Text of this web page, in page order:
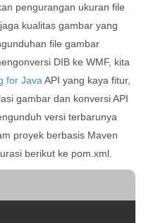
pengurangan ukuran file
kualitas gambar yang
file gambar
DIB ke WMF, kita
for Java API yang kaya fitur,
gambar dan konversi API
versi terbarunya
proyek berbasis Maven
berikut ke pom.xml.